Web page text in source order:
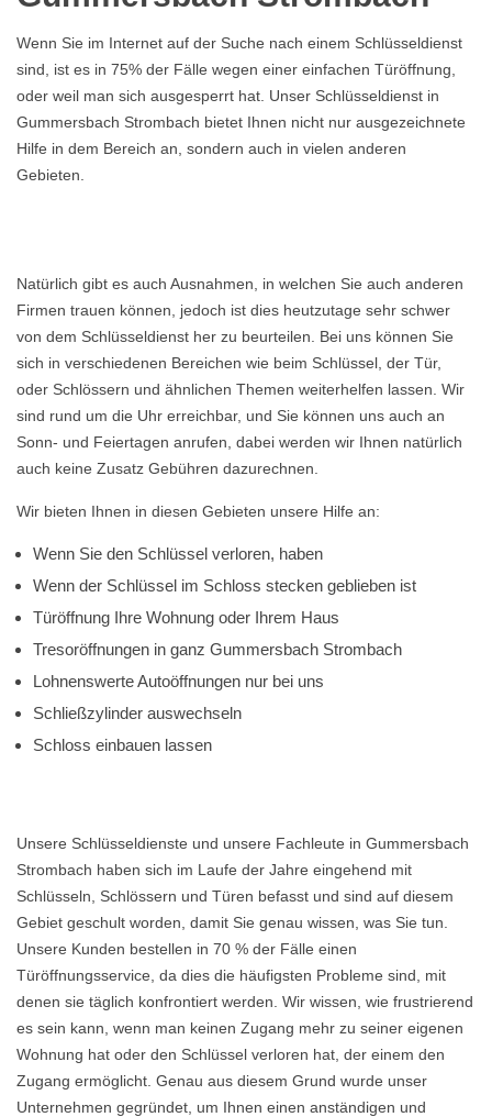
Wenn Sie im Internet auf der Suche nach einem Schlüsseldienst
sind, ist es in 75% der Fälle wegen einer einfachen Türöffnung,
oder weil man sich ausgesperrt hat. Unser Schlüsseldienst in
Gummersbach Strombach bietet Ihnen nicht nur ausgezeichnete
Hilfe in dem Bereich an, sondern auch in vielen anderen
Gebieten.
Natürlich gibt es auch Ausnahmen, in welchen Sie auch anderen
Firmen trauen können, jedoch ist dies heutzutage sehr schwer
von dem Schlüsseldienst her zu beurteilen. Bei uns können Sie
sich in verschiedenen Bereichen wie beim Schlüssel, der Tür,
oder Schlössern und ähnlichen Themen weiterhelfen lassen. Wir
sind rund um die Uhr erreichbar, und Sie können uns auch an
Sonn- und Feiertagen anrufen, dabei werden wir Ihnen natürlich
auch keine Zusatz Gebühren dazurechnen.
Wir bieten Ihnen in diesen Gebieten unsere Hilfe an:
Wenn Sie den Schlüssel verloren, haben
Wenn der Schlüssel im Schloss stecken geblieben ist
Türöffnung Ihre Wohnung oder Ihrem Haus
Tresoröffnungen in ganz Gummersbach Strombach
Lohnenswerte Autoöffnungen nur bei uns
Schließzylinder auswechseln
Schloss einbauen lassen
Unsere Schlüsseldienste und unsere Fachleute in Gummersbach
Strombach haben sich im Laufe der Jahre eingehend mit
Schlüsseln, Schlössern und Türen befasst und sind auf diesem
Gebiet geschult worden, damit Sie genau wissen, was Sie tun.
Unsere Kunden bestellen in 70 % der Fälle einen
Türöffnungsservice, da dies die häufigsten Probleme sind, mit
denen sie täglich konfrontiert werden. Wir wissen, wie frustrierend
es sein kann, wenn man keinen Zugang mehr zu seiner eigenen
Wohnung hat oder den Schlüssel verloren hat, der einem den
Zugang ermöglicht. Genau aus diesem Grund wurde unser
Unternehmen gegründet, um Ihnen einen anständigen und